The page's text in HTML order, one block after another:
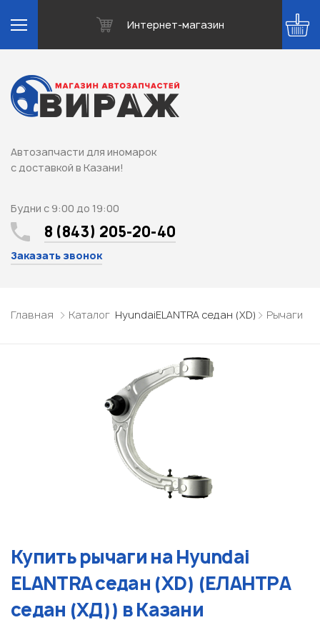
Интернет-магазин
Автозапчасти для иномарок
с доставкой в Казани!
Будни с 9:00 до 19:00
8 (843) 205-20-40
Заказать звонок
Главная Каталог HyundaiELANTRA седан (XD) Рычаги
Купить рычаги на Hyundai
ELANTRA седан (XD) (ЕЛАНТРА
седан (XД)) в Казани